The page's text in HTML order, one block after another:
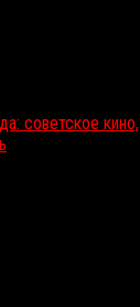
советское